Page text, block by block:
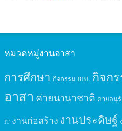
หมวดหมู่งานอาสา
การศึกษา กิจกรรม BBL กิจก
อาสา ค่ายนานาชาติ ค่ายอนุ
IT งานก่อสร้าง งานประดิษฐ์